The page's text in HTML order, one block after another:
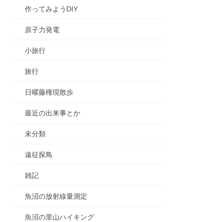
作ってみようDIY
原子力発電
小旅行
旅行
日曜藤権現散歩
最近の出来事とか
未分類
遠征探鳥
雑記
魚沼の放射線量測定
魚沼の里山ハイキング